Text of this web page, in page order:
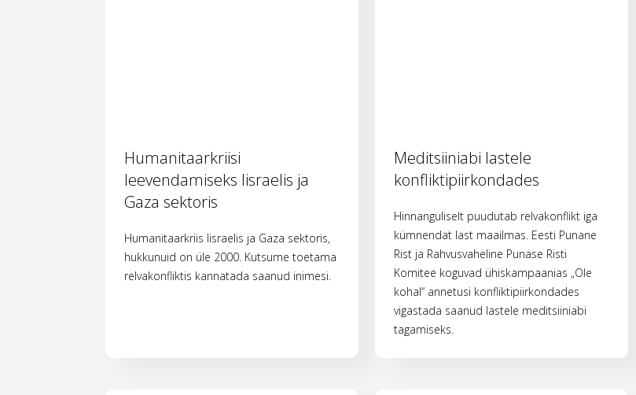
Humanitaarkriisi
leevendamiseks Iisraelis ja
Gaza sektoris
Humanitaarkriis Iisraelis ja Gaza sektoris,
hukkunuid on üle 2000. Kutsume toetama
relvakonfliktis kannatada saanud inimesi.
Meditsiiniabi lastele
konfliktipiirkondades
Hinnanguliselt puudutab relvakonflikt iga
kümnendat last maailmas. Eesti Punane
Rist ja Rahvusvaheline Punase Risti
Komitee koguvad ühiskampaanias „Ole
kohal“ annetusi konfliktipiirkondades
vigastada saanud lastele meditsiiniabi
tagamiseks.